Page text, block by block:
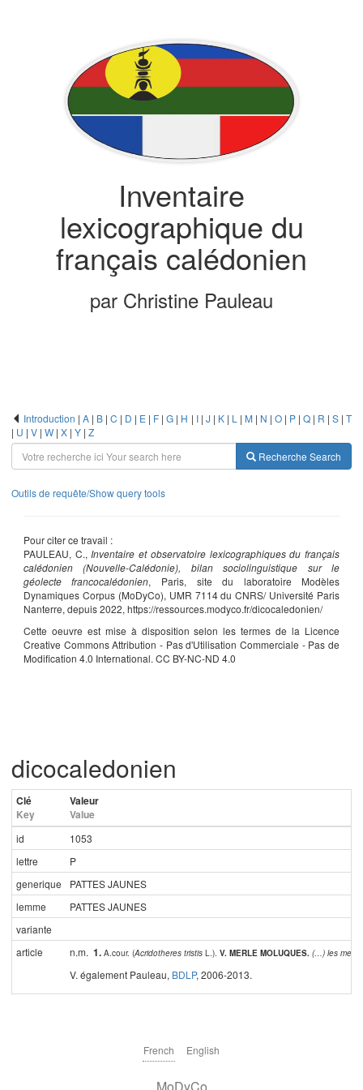
Inventaire
lexicographique du
français calédonien
par Christine Pauleau
Introduction |A | B |C | D | E | F |G | H | I| J | K| L | M| N | O| P|Q | R |S |T
| U | V| W| X| Y| Z
Recherche Search
Outils de requête/Show query tools
Pour citer ce travail :
PAULEAU, C., Inventaire et observatoire lexicographiques du français
calédonien (Nouvelle-Calédonie), bilan sociolinguistique sur le
géolecte francocalédonien, Paris, site du laboratoire Modèles
Dynamiques Corpus (MoDyCo), UMR 7114 du CNRS/ Université Paris
Nanterre, depuis 2022, https://ressources.modyco.fr/dicocaledonien/
Cette oeuvre est mise à disposition selon les termes de la Licence
Creative Commons Attribution - Pas d'Utilisation Commerciale - Pas de
Modification 4.0 International. CC BY-NC-ND 4.0
dicocaledonien
Clé
Key
Valeur
Value
id
1053
lettre
P
generique
PATTES JAUNES
lemme
PATTES JAUNES
variante
article
n.m. 1. A.cour. (Acridotheres tristis L.). V. MERLE MOLUQUES. (…) les
V. également Pauleau, BDLP, 2006-2013.
French English